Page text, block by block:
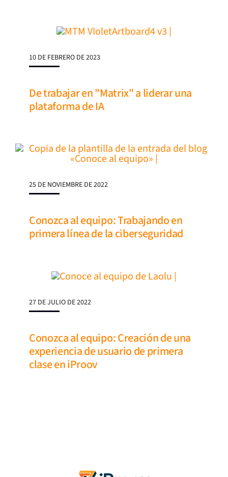
10 DE FEBRERO DE 2023
De trabajar en "Matrix" a liderar una
plataforma de IA
25 DE NOVIEMBRE DE 2022
Conozca al equipo: Trabajando en
primera línea de la ciberseguridad
27 DE JULIO DE 2022
Conozca al equipo: Creación de una
experiencia de usuario de primera
clase en iProov